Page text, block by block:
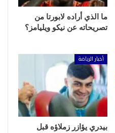
ما الذي أراده لابورتا من
تصريحاته عن نيكو ويليامز؟
أخبار الرياضة
بيدري يؤازر زملاؤه قبل